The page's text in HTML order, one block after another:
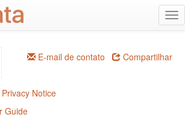
E-mail de contato Compartilhar
Notice
Guide